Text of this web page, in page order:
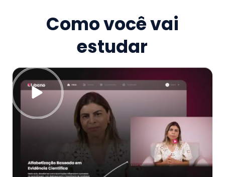
Como você vai
estudar